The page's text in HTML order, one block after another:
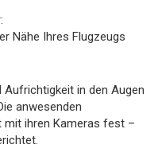
Nähe Ihres Flugzeugs
in den Augen
anwesenden
mit ihren Kameras fest –